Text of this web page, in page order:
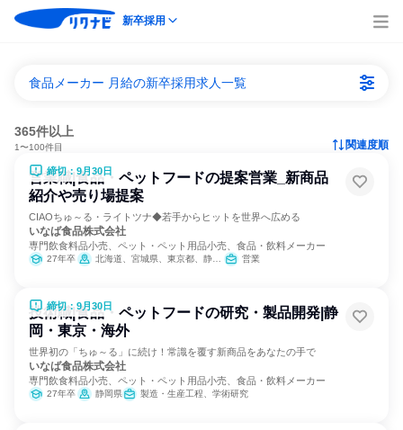
新卒採用
食品メーカー 月給の新卒採用求人一覧
365件以上
1〜100件目 関連度順
締切：9月30日
営業職|食品・ペットフードの提案営業_新商品
紹介や売り場提案
CIAOちゅ～る・ライトツナ◆若手からヒットを世界へ広める
いなば食品株式会社
専門飲食料品小売、ペット・ペット用品小売、食品・飲料メーカー
27年卒 北海道、宮城県、東京都、静岡県、愛知県、大阪府、広島県、福岡県 営業
締切：9月30日
技術職|食品・ペットフードの研究・製品開発|静
岡・東京・海外
世界初の「ちゅ～る」に続け！常識を覆す新商品をあなたの手で
いなば食品株式会社
専門飲食料品小売、ペット・ペット用品小売、食品・飲料メーカー
27年卒 静岡県 製造・生産工程、学術研究